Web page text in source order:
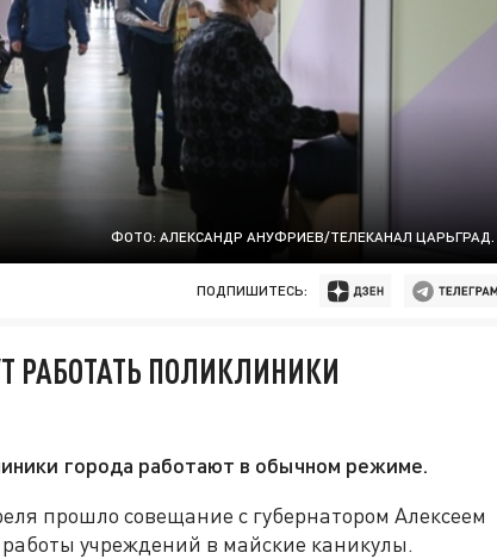
ФОТО: АЛЕКСАНДР АНУФРИЕВ/ТЕЛЕКАНАЛ ЦАРЬГРАД.
ПОДПИШИТЕСЬ:
РАБОТАТЬ ПОЛИКЛИНИКИ
города работают в обычном режиме.
прошло совещание с губернатором Алексеем
учреждений в майские каникулы.